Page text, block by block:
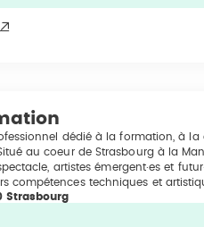
dédié à la formation, à
au coeur de Strasbourg à la
artistes émergent·es et
compétences techniques et
Strasbourg